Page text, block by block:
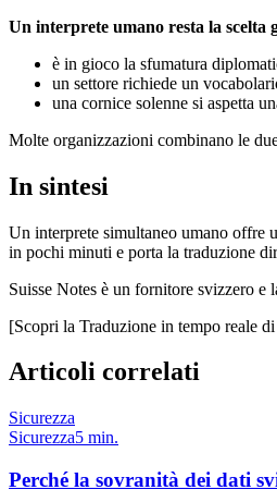
Un interprete umano resta la scelta
è in gioco la sfumatura
un settore richiede un
una cornice solenne si aspetta
Molte organizzazioni combinano le
In sintesi
Un interprete simultaneo umano offre
in pochi minuti e porta la traduzione
Suisse Notes è un fornitore svizzero
[Scopri la Traduzione in tempo reale
Articoli correlati
Sicurezza
Sicurezza5 min.
Perché la sovranità dei dati